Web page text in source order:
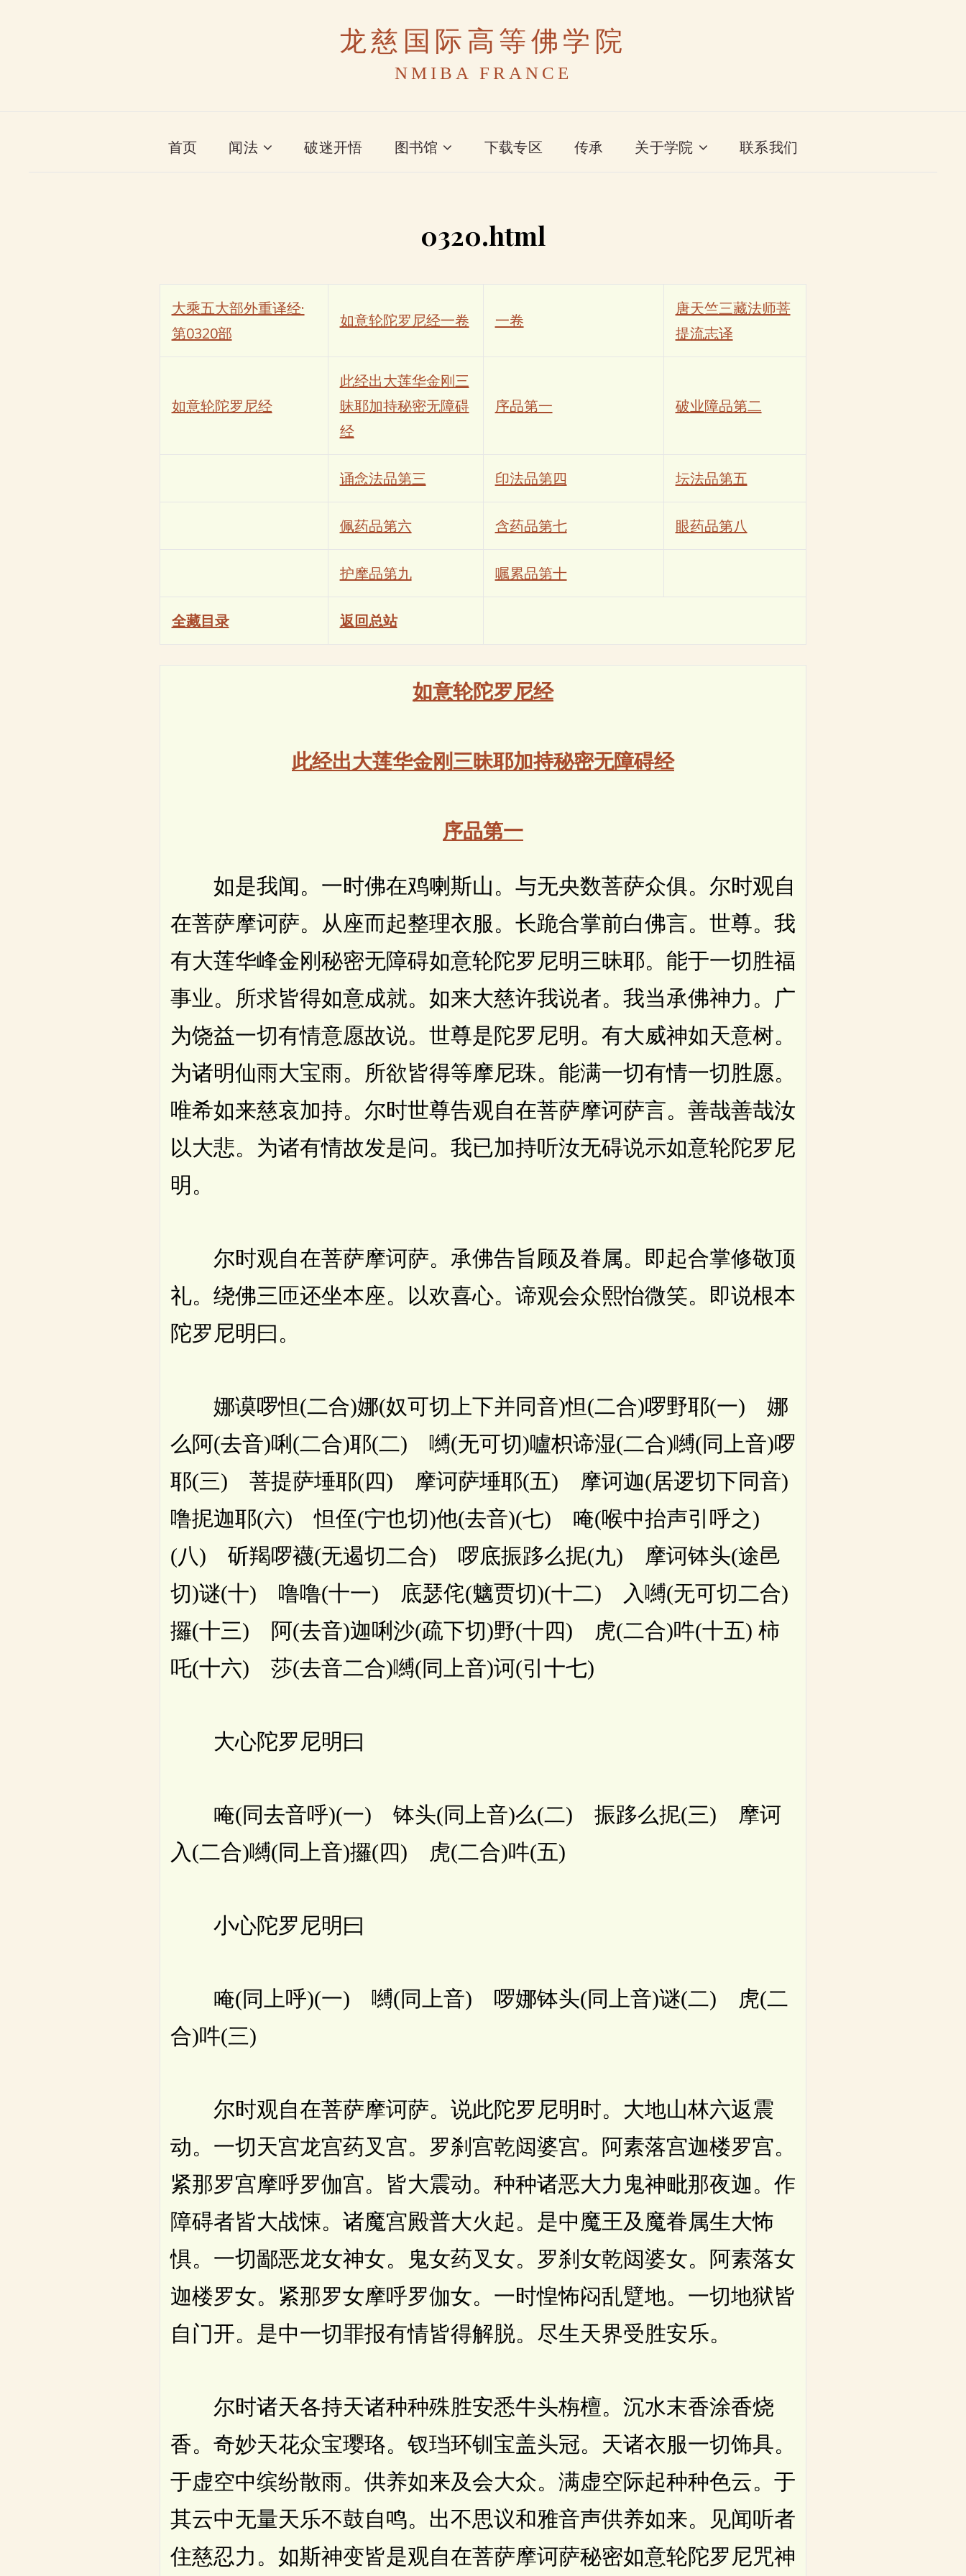
龙慈国际高等佛学院
NMIBA FRANCE
首页 闻法 破迷开悟 图书馆 下载专区 传承 关于学院 联系我们
0320.html
大乘五大部外重译经·
第0320部
如意轮陀罗尼经一卷 一卷
唐天竺三藏法师菩
提流志译
如意轮陀罗尼经
此经出大莲华金刚三
昧耶加持秘密无障碍
经
序品第一 破业障品第二
诵念法品第三 印法品第四 坛法品第五
佩药品第六 含药品第七 眼药品第八
护摩品第九 嘱累品第十
全藏目录 返回总站
如意轮陀罗尼经
此经出大莲华金刚三昧耶加持秘密无障碍经
序品第一
如是我闻。一时佛在鸡喇斯山。与无央数菩萨众俱。尔时观自
在菩萨摩诃萨。从座而起整理衣服。长跪合掌前白佛言。世尊。我
有大莲华峰金刚秘密无障碍如意轮陀罗尼明三昧耶。能于一切胜福
事业。所求皆得如意成就。如来大慈许我说者。我当承佛神力。广
为饶益一切有情意愿故说。世尊是陀罗尼明。有大威神如天意树。
为诸明仙雨大宝雨。所欲皆得等摩尼珠。能满一切有情一切胜愿。
唯希如来慈哀加持。尔时世尊告观自在菩萨摩诃萨言。善哉善哉汝
以大悲。为诸有情故发是问。我已加持听汝无碍说示如意轮陀罗尼
明。
尔时观自在菩萨摩诃萨。承佛告旨顾及眷属。即起合掌修敬顶
礼。绕佛三匝还坐本座。以欢喜心。谛观会众熙怡微笑。即说根本
陀罗尼明曰。
娜谟啰怛(二合)娜(奴可切上下并同音)怛(二合)啰野耶(一) 娜
么阿(去音)唎(二合)耶(二) 嚩(无可切)嚧枳谛湿(二合)嚩(同上音)啰
耶(三) 菩提萨埵耶(四) 摩诃萨埵耶(五) 摩诃迦(居逻切下同音)
噜抳迦耶(六) 怛侄(宁也切)他(去音)(七) 唵(喉中抬声引呼之)
(八) 斫羯啰襪(无遏切二合) 啰底振跢么抳(九) 摩诃钵头(途邑
切)谜(十) 噜噜(十一) 底瑟侘(魑贾切)(十二) 入嚩(无可切二合)
攞(十三) 阿(去音)迦唎沙(疏下切)野(十四) 虎(二合)吽(十五) 柿
吒(十六) 莎(去音二合)嚩(同上音)诃(引十七)
大心陀罗尼明曰
唵(同去音呼)(一) 钵头(同上音)么(二) 振跢么抳(三) 摩诃
入(二合)嚩(同上音)攞(四) 虎(二合)吽(五)
小心陀罗尼明曰
唵(同上呼)(一) 嚩(同上音) 啰娜钵头(同上音)谜(二) 虎(二
合)吽(三)
尔时观自在菩萨摩诃萨。说此陀罗尼明时。大地山林六返震
动。一切天宫龙宫药叉宫。罗刹宫乾闼婆宫。阿素落宫迦楼罗宫。
紧那罗宫摩呼罗伽宫。皆大震动。种种诸恶大力鬼神毗那夜迦。作
障碍者皆大战悚。诸魔宫殿普大火起。是中魔王及魔眷属生大怖
惧。一切鄙恶龙女神女。鬼女药叉女。罗刹女乾闼婆女。阿素落女
迦楼罗女。紧那罗女摩呼罗伽女。一时惶怖闷乱躄地。一切地狱皆
自门开。是中一切罪报有情皆得解脱。尽生天界受胜安乐。
尔时诸天各持天诸种种殊胜安悉牛头栴檀。沉水末香涂香烧
香。奇妙天花众宝璎珞。钗珰环钏宝盖头冠。天诸衣服一切饰具。
于虚空中缤纷散雨。供养如来及会大众。满虚空际起种种色云。于
其云中无量天乐不鼓自鸣。出不思议和雅音声供养如来。见闻听者
住慈忍力。如斯神变皆是观自在菩萨摩诃萨秘密如意轮陀罗尼咒神